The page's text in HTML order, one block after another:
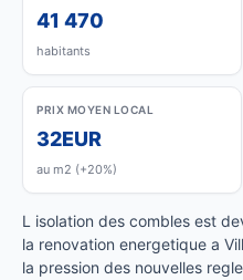
41 470
habitants
PRIX MOYEN LOCAL
32EUR
au m2 (+20%)
L isolation des combles est
la renovation energetique a
la pression des nouvelles